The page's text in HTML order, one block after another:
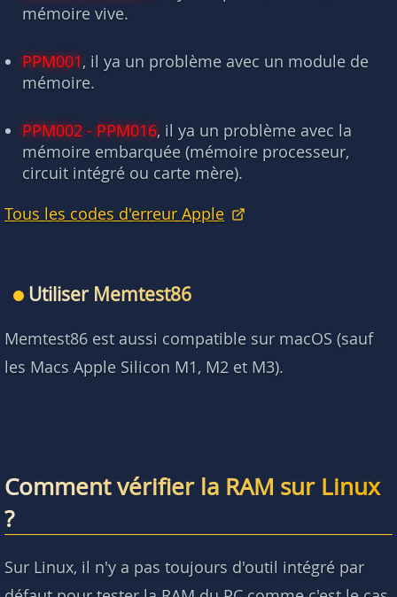
mémoire vive.
PPM001, il ya un problème avec un module de
mémoire.
PPM002 - PPM016, il ya un problème avec la
mémoire embarquée (mémoire processeur,
circuit intégré ou carte mère).
Tous les codes d'erreur Apple
Utiliser Memtest86
Memtest86 est aussi compatible sur macOS (sauf
les Macs Apple Silicon M1, M2 et M3).
Comment vérifier la RAM sur Linux
?
Sur Linux, il n'y a pas toujours d'outil intégré par